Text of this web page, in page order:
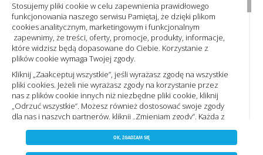
Stosujemy pliki cookie w celu zapewnienia prawidłowego
funkcjonowania naszego serwisu Pamiętaj, że dzięki plikom
cookies analitycznym, marketingowym i funkcjonalnym
zapewnimy, że treści, oferty, promocje, produkty, informacje,
które widzisz będą dopasowane do Ciebie. Korzystanie z
plików cookie wymaga Twojej zgody.
Kliknij „Zaakceptuj wszystkie”, jeśli wyrażasz zgodę na wszystkie
pliki cookies. Jeżeli nie wyrażasz zgody na korzystanie przez
nas z plików cookie innych niż niezbędne pliki cookie, kliknij
„Odrzuć wszystkie”. Możesz również dostosować swoje zgody
dla nas i naszych partnerów, kliknij „Zmieniam zgody”. Każdą z
zmieniając wybrane ustawienia. Więcej informacji znajdziesz
Polityce prywatności,. Korzystanie z plików cookie we
OK, ZGADZAM SIĘ
ZAPISZ WYBRANE
Administratorem Państwa danych osobowych jest Nowa Elektro Sp. z
o.o. Informacje dotyczące przetwarzania Państwa danych osobowych
oraz zasady, na jakich odbywa się ich przetwarzanie przez spółkę
Nowa Elektro Sp. z o.o. znajdą Państwo w naszejPolityce prywatności
Copyright 2023 by nowaelektro.pl. Wszelkie prawa
zastrzeżone.